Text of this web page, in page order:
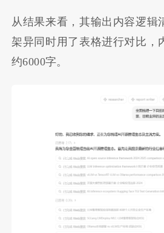
从结果来看，其输出内容逻辑
架异同时用了表格进行对比，
约6000字。